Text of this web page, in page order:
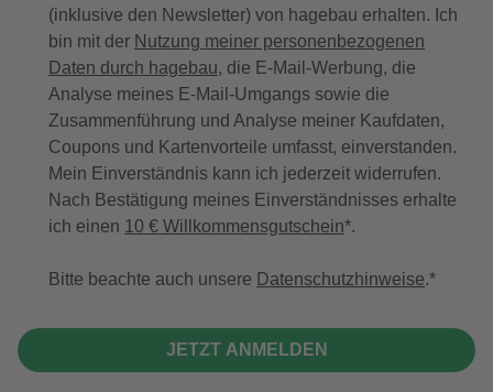
(inklusive den Newsletter) von hagebau erhalten. Ich
bin mit der Nutzung meiner personenbezogenen
Daten durch hagebau, die E-Mail-Werbung, die
Analyse meines E-Mail-Umgangs sowie die
Zusammenführung und Analyse meiner Kaufdaten,
Coupons und Kartenvorteile umfasst, einverstanden.
Mein Einverständnis kann ich jederzeit widerrufen.
Nach Bestätigung meines Einverständnisses erhalte
ich einen 10 € Willkommensgutschein*.
Bitte beachte auch unsere Datenschutzhinweise.
JETZT ANMELDEN